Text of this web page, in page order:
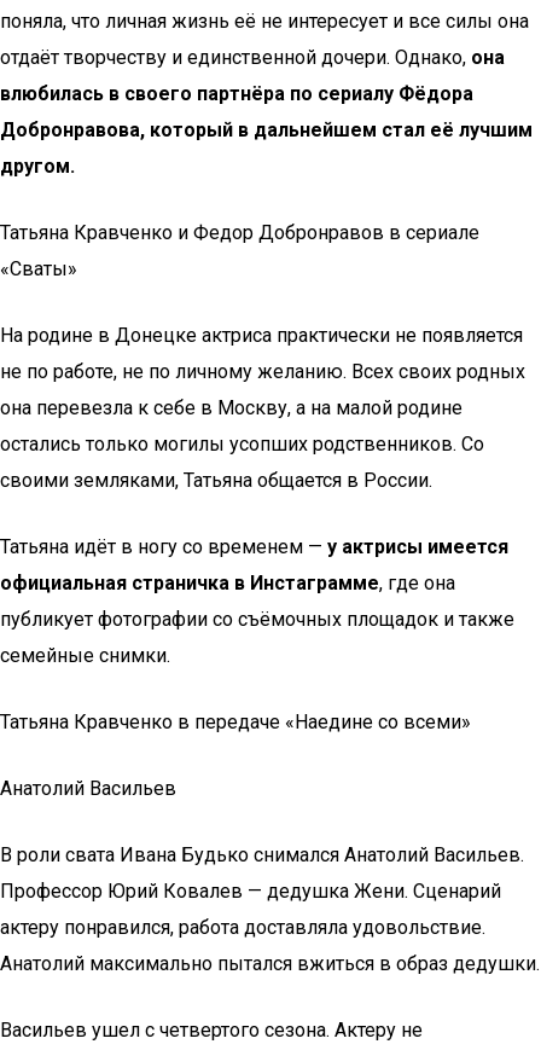
поняла, что личная жизнь её не интересует и все силы она
отдаёт творчеству и единственной дочери. Однако, она
влюбилась в своего партнёра по сериалу Фёдора
Добронравова, который в дальнейшем стал её лучшим
другом.
Татьяна Кравченко и Федор Добронравов в сериале
«Сваты»
На родине в Донецке актриса практически не появляется
не по работе, не по личному желанию. Всех своих родных
она перевезла к себе в Москву, а на малой родине
остались только могилы усопших родственников. Со
своими земляками, Татьяна общается в России.
Татьяна идёт в ногу со временем — у актрисы имеется
официальная страничка в Инстаграмме, где она
публикует фотографии со съёмочных площадок и также
семейные снимки.
Татьяна Кравченко в передаче «Наедине со всеми»
Анатолий Васильев
В роли свата Ивана Будько снимался Анатолий Васильев.
Профессор Юрий Ковалев — дедушка Жени. Сценарий
актеру понравился, работа доставляла удовольствие.
Анатолий максимально пытался вжиться в образ дедушки.
Васильев ушел с четвертого сезона. Актеру не